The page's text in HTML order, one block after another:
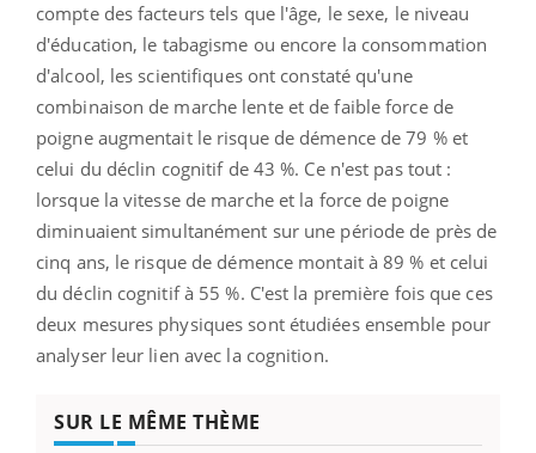
compte des facteurs tels que l'âge, le sexe, le niveau
d'éducation, le tabagisme ou encore la consommation
d'alcool, les scientifiques ont constaté qu'une
combinaison de marche lente et de faible force de
poigne augmentait le risque de démence de 79 % et
celui du déclin cognitif de 43 %. Ce n'est pas tout :
lorsque la vitesse de marche et la force de poigne
diminuaient simultanément sur une période de près de
cinq ans, le risque de démence montait à 89 % et celui
du déclin cognitif à 55 %. C'est la première fois que ces
deux mesures physiques sont étudiées ensemble pour
analyser leur lien avec la cognition.
SUR LE MÊME THÈME